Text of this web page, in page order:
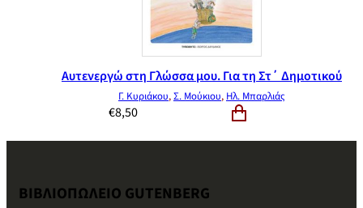
Αυτενεργώ στη Γλώσσα μου. Για τη Στ΄ Δημοτικού
Γ. Κυριάκου,Σ. Μούκιου, Ηλ. Μπαρλιάς
€8,50
ΒΙΒΛΙΟΠΩΛΕΙΟ GUTENBERG